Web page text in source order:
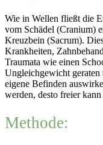
Wie in Wellen fließt die
vom Schädel (Cranium)
Kreuzbein (Sacrum).
Krankheiten,
Traumata wie einen
Ungleichgewicht
eigene Befinden
werden, desto freier
Methode: